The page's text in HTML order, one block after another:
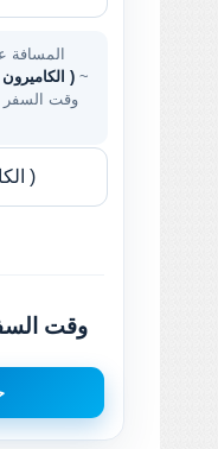
المسافة
الكاميرون ) - Muyuka ( الكاميرون ) ~